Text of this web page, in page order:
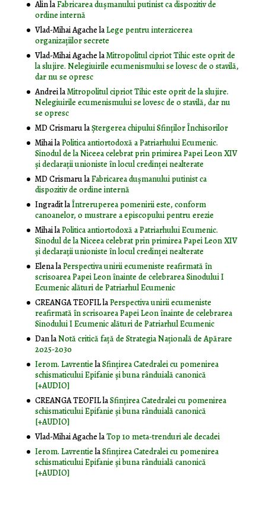
AlinlaFabricarea dușmanului putinist ca dispozitiv de
ordine internă
Vlad-Mihai AgachelaLege pentru interzicerea
organizaţiilor secrete
Vlad-Mihai AgachelaMitropolitul cipriot Tihic este oprit de
la slujire. Nelegiuirile ecumenismului se lovesc de o stavilă,
dar nu se opresc
AndreilaMitropolitul cipriot Tihic este oprit de la slujire.
Nelegiuirile ecumenismului se lovesc de o stavilă, dar nu
se opresc
MD CrismarulaŞtergerea chipului Sfinţilor Închisorilor
MihailaPolitica antiortodoxă a Patriarhului Ecumenic.
Sinodul de la Niceea celebrat prin primirea Papei Leon XIV
și declarații unioniste în locul credinței nealterate
MD CrismarulaFabricarea dușmanului putinist ca
dispozitiv de ordine internă
IngraditlaÎntreruperea pomenirii este, conform
canoanelor, o mustrare a episcopului pentru erezie
MihailaPolitica antiortodoxă a Patriarhului Ecumenic.
Sinodul de la Niceea celebrat prin primirea Papei Leon XIV
și declarații unioniste în locul credinței nealterate
ElenalaPerspectiva unirii ecumeniste reafirmată în
scrisoarea Papei Leon înainte de celebrarea Sinodului I
Ecumenic alături de Patriarhul Ecumenic
CREANGA TEOFILlaPerspectiva unirii ecumeniste
reafirmată în scrisoarea Papei Leon înainte de celebrarea
Sinodului I Ecumenic alături de Patriarhul Ecumenic
DanlaNotă critică faţă de Strategia Naţională de Apărare
2025-2030
Ierom. LavrentielaSfințirea Catedralei cu pomenirea
schismaticului Epifanie și buna rânduială canonică
[+AUDIO]
CREANGA TEOFILlaSfințirea Catedralei cu pomenirea
schismaticului Epifanie și buna rânduială canonică
[+AUDIO]
Vlad-Mihai AgachelaTop 10 meta-trenduri ale decadei
Ierom. LavrentielaSfințirea Catedralei cu pomenirea
schismaticului Epifanie și buna rânduială canonică
[+AUDIO]